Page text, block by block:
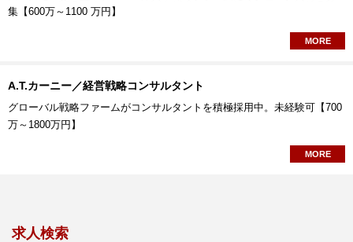
集【600万～1100 万円】
MORE
A.T.カーニー／経営戦略コンサルタント
グローバル戦略ファームがコンサルタントを積極採用中。未経験可【700
万～1800万円】
MORE
求人検索